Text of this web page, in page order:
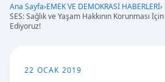
Ana Sayfa›EMEK VE DEMOKRASİ HABERLERİ›
SES: Sağlık ve Yaşam Hakkının Korunması
Ediyoruz!
22 OCAK 2019